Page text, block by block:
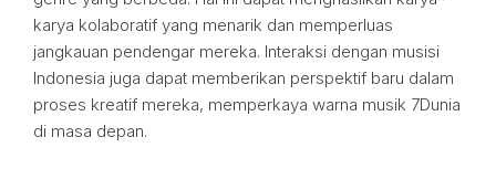
karya kolaboratif yang menarik dan memperluas
jangkauan pendengar mereka. Interaksi dengan musisi
Indonesia juga dapat memberikan perspektif baru dalam
proses kreatif mereka, memperkaya warna musik 7Dunia
di masa depan.